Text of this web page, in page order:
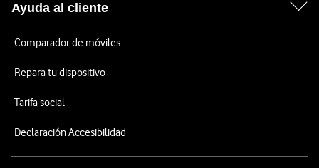
Ayuda al cliente
Comparador de móviles
Repara tu dispositivo
Tarifa social
Declaración Accesibilidad